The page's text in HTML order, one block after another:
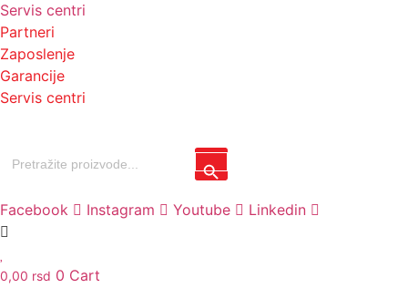
Servis centri
Partneri
Zaposlenje
Garancije
Servis centri
for:
Search Button
Facebook Instagram Youtube Linkedin
0,00 rsd 0 Cart